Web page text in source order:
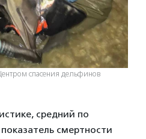
спасения дельфинов
средний по
смертности